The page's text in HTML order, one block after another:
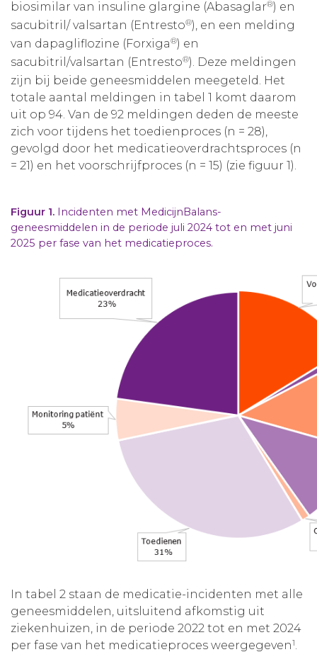
biosimilar van insuline glargine (Abasaglar®) en
sacubitril/ valsartan (Entresto®), en een melding
van dapagliflozine (Forxiga®) en
sacubitril/valsartan (Entresto®). Deze meldingen
zijn bij beide geneesmiddelen meegeteld. Het
totale aantal meldingen in tabel 1 komt daarom
uit op 94. Van de 92 meldingen deden de meeste
zich voor tijdens het toedienproces (n = 28),
gevolgd door het medicatieoverdrachtsproces (n
= 21) en het voorschrijfproces (n = 15) (zie figuur 1).
Figuur 1. Incidenten met MedicijnBalans-
geneesmiddelen in de periode juli 2024 tot en met juni
2025 per fase van het medicatieproces.
In tabel 2 staan de medicatie-incidenten met alle
geneesmiddelen, uitsluitend afkomstig uit
ziekenhuizen, in de periode 2022 tot en met 2024
per fase van het medicatieproces weergegeven1.